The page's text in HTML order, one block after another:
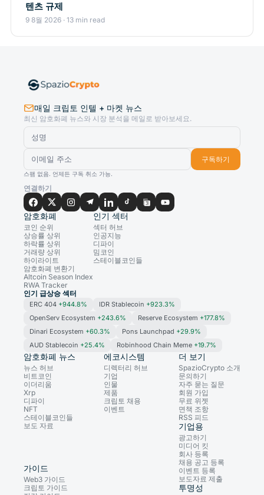
텐츠 규제
9 8월 2026 · 13 min read
매일 크립토 인텔 + 마켓 뉴스
최신 암호화폐 뉴스와 시장 분석을 메일로 받아보세요.
구독하기
스팸 없음. 언제든 구독 취소 가능.
연결하기
암호화폐
코인 순위
상승률 상위
하락률 상위
거래량 상위
하이라이트
암호화폐 변환기
Altcoin Season Index
RWA Tracker
인기 섹터
섹터 허브
인공지능
디파이
밈코인
스테이블코인들
인기 급상승 섹터
ERC 404 +944.8% IDR Stablecoin +923.3%
OpenServ Ecosystem +243.6% Reserve Ecosystem +177.8%
Dinari Ecosystem +60.3% Pons Launchpad +29.9%
AUD Stablecoin +25.4% Robinhood Chain Meme +19.7%
암호화폐 뉴스
뉴스 허브
비트코인
이더리움
Xrp
디파이
NFT
스테이블코인들
보도 자료
에코시스템
디렉터리 허브
기업
인물
제품
크립토 채용
이벤트
가이드
Web3 가이드
크립토 가이드
더 보기
SpazioCrypto 소개
문의하기
자주 묻는 질문
회원 가입
무료 위젯
면책 조항
RSS 피드
기업용
광고하기
미디어 킷
회사 등록
채용 공고 등록
이벤트 등록
보도자료 제출
투명성